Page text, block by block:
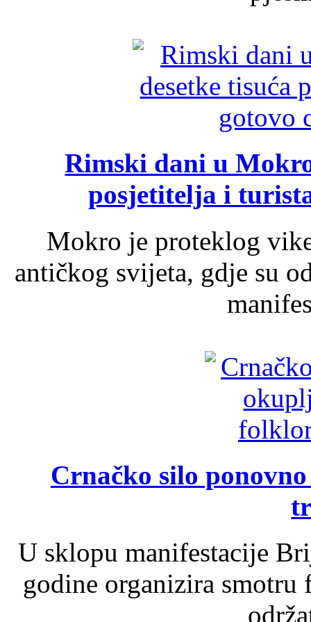
Rimski dani u
posjetitelja i
Mokro je proteklog
antičkog svijeta, gdje su
Crnačko silo
U sklopu manifestacije
godine organizira